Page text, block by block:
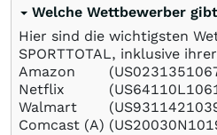
Welche Wettbewerber
Hier sind die wichtigsten
SPORTTOTAL, inklusive
Amazon
Netflix
Walmart
Comcast (A)